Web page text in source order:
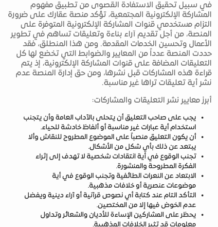
في سبيل تحقيق الاستفادة القصوى من تطبيق مفهوم
المشاركة الإلكترونية المجتمعية، تؤكد منصة عقارك على ضرورة
التزام مستخدمي قنوات المشاركة الإلكترونية المتوفرة على
المنصة، من أجل تقديم آراء بناءة وتعليقات تساهم في تطوير
الأعمال وتحسين الخدمات المقدمة. ومن هذا المنطلق، فقد
حددت المنصة عدداً من المعايير والضوابط التي تخضع لها كل
التعليقات المضافة على قنوات المشاركة الإلكترونية، إذ يتم
قراءة هذه المشاركات قبل نشرها، ومن حق إدارة المنصة عدم
نشر أية تعليقات تراها غير مناسبة.
أبرز معايير نشر التعليقات والمشاركات:
يجب على صاحب التعليق أن يتحلى بالآداب العامة وأن يتجنب
استخدام أية عبارات غير مناسبة أو ألفاظ خادشة للحياء.
أن يكون التعليق منصباً على الموضوع المطروح للنقاش وألا
يبتعد عن ذلك بأي شكل من الأشكال.
تجنب الوقوع في أية انتقادات شخصية لا تهدف إلى إثراء
الفكرة المطروحة والمنشورة.
الابتعاد عن النعرات الطائفية وتجنب الوقوع في أية
موضوعات عنصرية أو خلافات مذهبية.
التأكد التام عند كتابة أي نصوص قرآنية أو آراء دينية ويفضل
عدم الخوض فيها إلا من المختصين.
يحظر على المشاركين الإساءة للأديان والشعائر وتداول
معلومات قد تثير الخلافات المذهبية.